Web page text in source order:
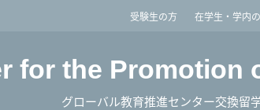
Unlimited受験生の方 在学生・学内
for the Promotion
グローバル教育推進センター交換留